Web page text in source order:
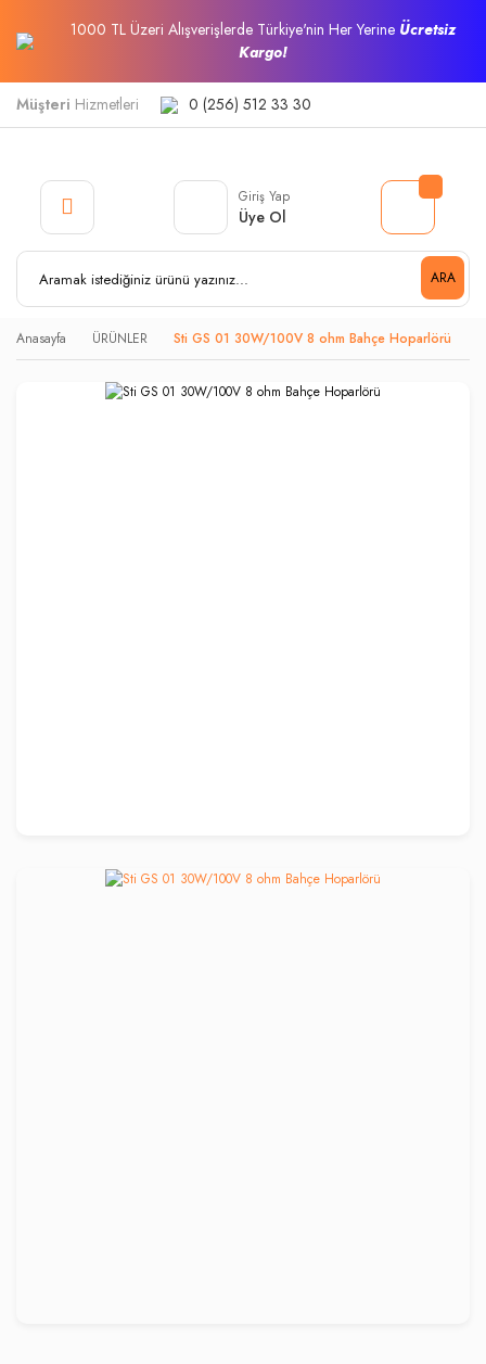
1000 TL Üzeri Alışverişlerde Türkiye'nin Her Yerine Ücretsiz
Kargo!
Müşteri Hizmetleri 0 (256) 512 33 30
ARA
Giriş Yap
Üye Ol
Anasayfa ÜRÜNLER Sti GS 01 30W/100V 8 ohm Bahçe Hoparlörü